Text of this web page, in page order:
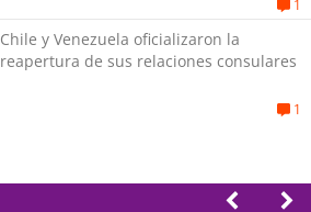
1
Chile y Venezuela oficializaron la
reapertura de sus relaciones consulares
1